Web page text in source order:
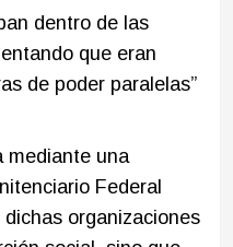
dentro de las
que eran
de poder paralelas”
mediante una
Federal
organizaciones